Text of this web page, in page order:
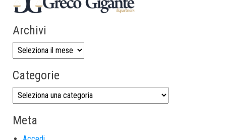
Archivi
Categorie
Meta